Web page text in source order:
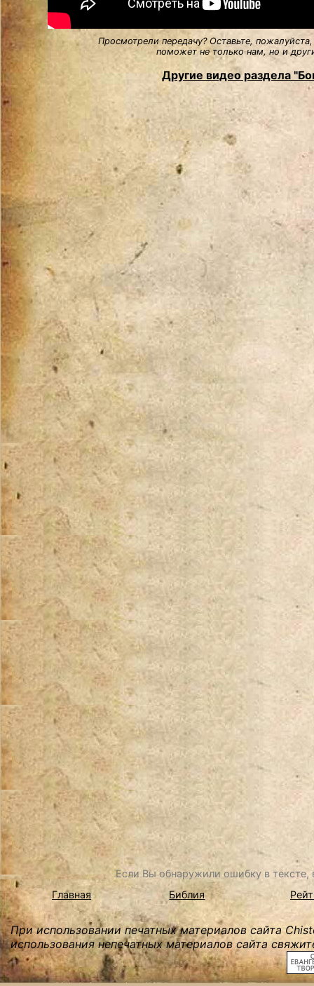
Просмотрели передачу? Оставьте,
поможет не только нам, но и
Другие видео раздела
Если Вы обнаружили ошибку в
Главная
Библия
При использовании печатных материалов сайта
использования непечатных материалов сайта